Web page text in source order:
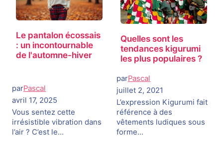
Le pantalon écossais
: un incontournable
de l'automne-hiver
parPascal
avril 17, 2025
Vous sentez cette
irrésistible vibration dans
l’air ? C’est le…
Quelles sont les
tendances kigurumi
les plus populaires ?
parPascal
juillet 2, 2021
L’expression Kigurumi fait
référence à des
vêtements ludiques sous
forme…